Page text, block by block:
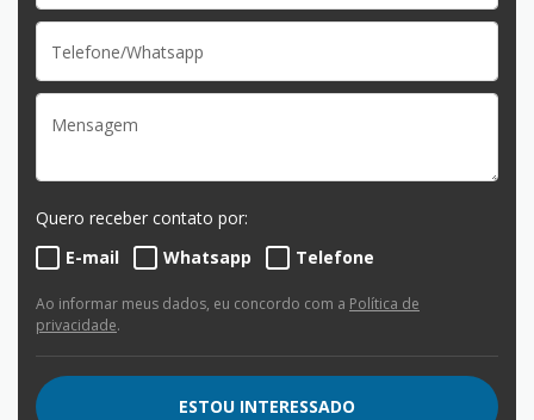
Quero receber contato por:
E-mail
Whatsapp Telefone
Ao informar meus dados, eu concordo com a Política de
privacidade.
ESTOU INTERESSADO